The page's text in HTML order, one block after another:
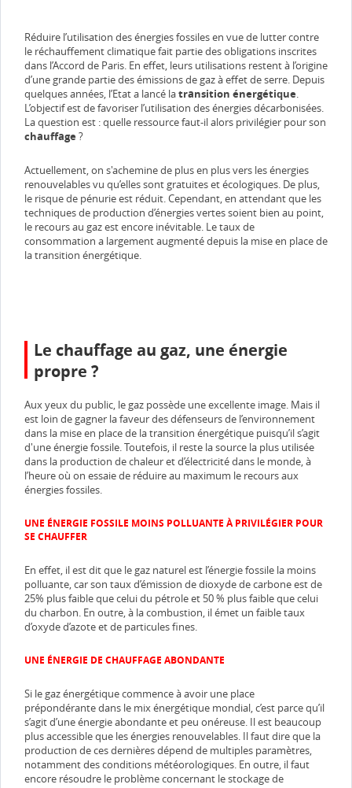
Réduire l’utilisation des énergies fossiles en vue de lutter contre
le réchauffement climatique fait partie des obligations inscrites
dans l’Accord de Paris. En effet, leurs utilisations restent à l’origine
d’une grande partie des émissions de gaz à effet de serre. Depuis
quelques années, l’Etat a lancé latransition énergétique.
L’objectif est de favoriser l’utilisation des énergies décarbonisées.
La question est : quelle ressource faut-il alors privilégier pour son
chauffage ?
Actuellement, on s'achemine de plus en plus vers les énergies
renouvelables vu qu’elles sont gratuites et écologiques. De plus,
le risque de pénurie est réduit. Cependant, en attendant que les
techniques de production d’énergies vertes soient bien au point,
le recours au gaz est encore inévitable. Le taux de
consommation a largement augmenté depuis la mise en place de
la transition énergétique.
Le chauffage au gaz, une énergie
propre ?
Aux yeux du public, le gaz possède une excellente image. Mais il
est loin de gagner la faveur des défenseurs de l’environnement
dans la mise en place de la transition énergétique puisqu’il s’agit
d'une énergie fossile. Toutefois, il reste la source la plus utilisée
dans la production de chaleur et d’électricité dans le monde, à
l’heure où on essaie de réduire au maximum le recours aux
énergies fossiles.
UNE ÉNERGIE FOSSILE MOINS POLLUANTE À PRIVILÉGIER POUR
SE CHAUFFER
En effet, il est dit que le gaz naturel est l’énergie fossile la moins
polluante, car son taux d’émission de dioxyde de carbone est de
25% plus faible que celui du pétrole et 50 % plus faible que celui
du charbon. En outre, à la combustion, il émet un faible taux
d’oxyde d’azote et de particules fines.
UNE ÉNERGIE DE CHAUFFAGE ABONDANTE
Si le gaz énergétique commence à avoir une place
prépondérante dans le mix énergétique mondial, c’est parce qu’il
s’agit d’une énergie abondante et peu onéreuse. Il est beaucoup
plus accessible que les énergies renouvelables. Il faut dire que la
production de ces dernières dépend de multiples paramètres,
notamment des conditions météorologiques. En outre, il faut
encore résoudre le problème concernant le stockage de